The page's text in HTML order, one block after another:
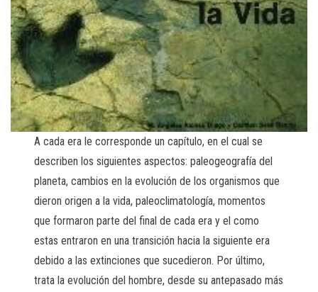
A cada era le corresponde un capítulo, en el cual se
describen los siguientes aspectos: paleogeografía del
planeta, cambios en la evolución de los organismos que
dieron origen a la vida, paleoclimatología, momentos
que formaron parte del final de cada era y el como
estas entraron en una transición hacia la siguiente era
debido a las extinciones que sucedieron. Por último,
trata la evolución del hombre, desde su antepasado más